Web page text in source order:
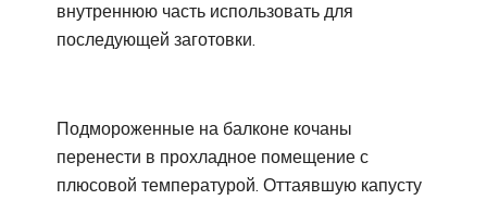
внутреннюю часть использовать для
последующей заготовки.
Подмороженные на балконе кочаны
перенести в прохладное помещение с
плюсовой температурой. Оттаявшую капусту